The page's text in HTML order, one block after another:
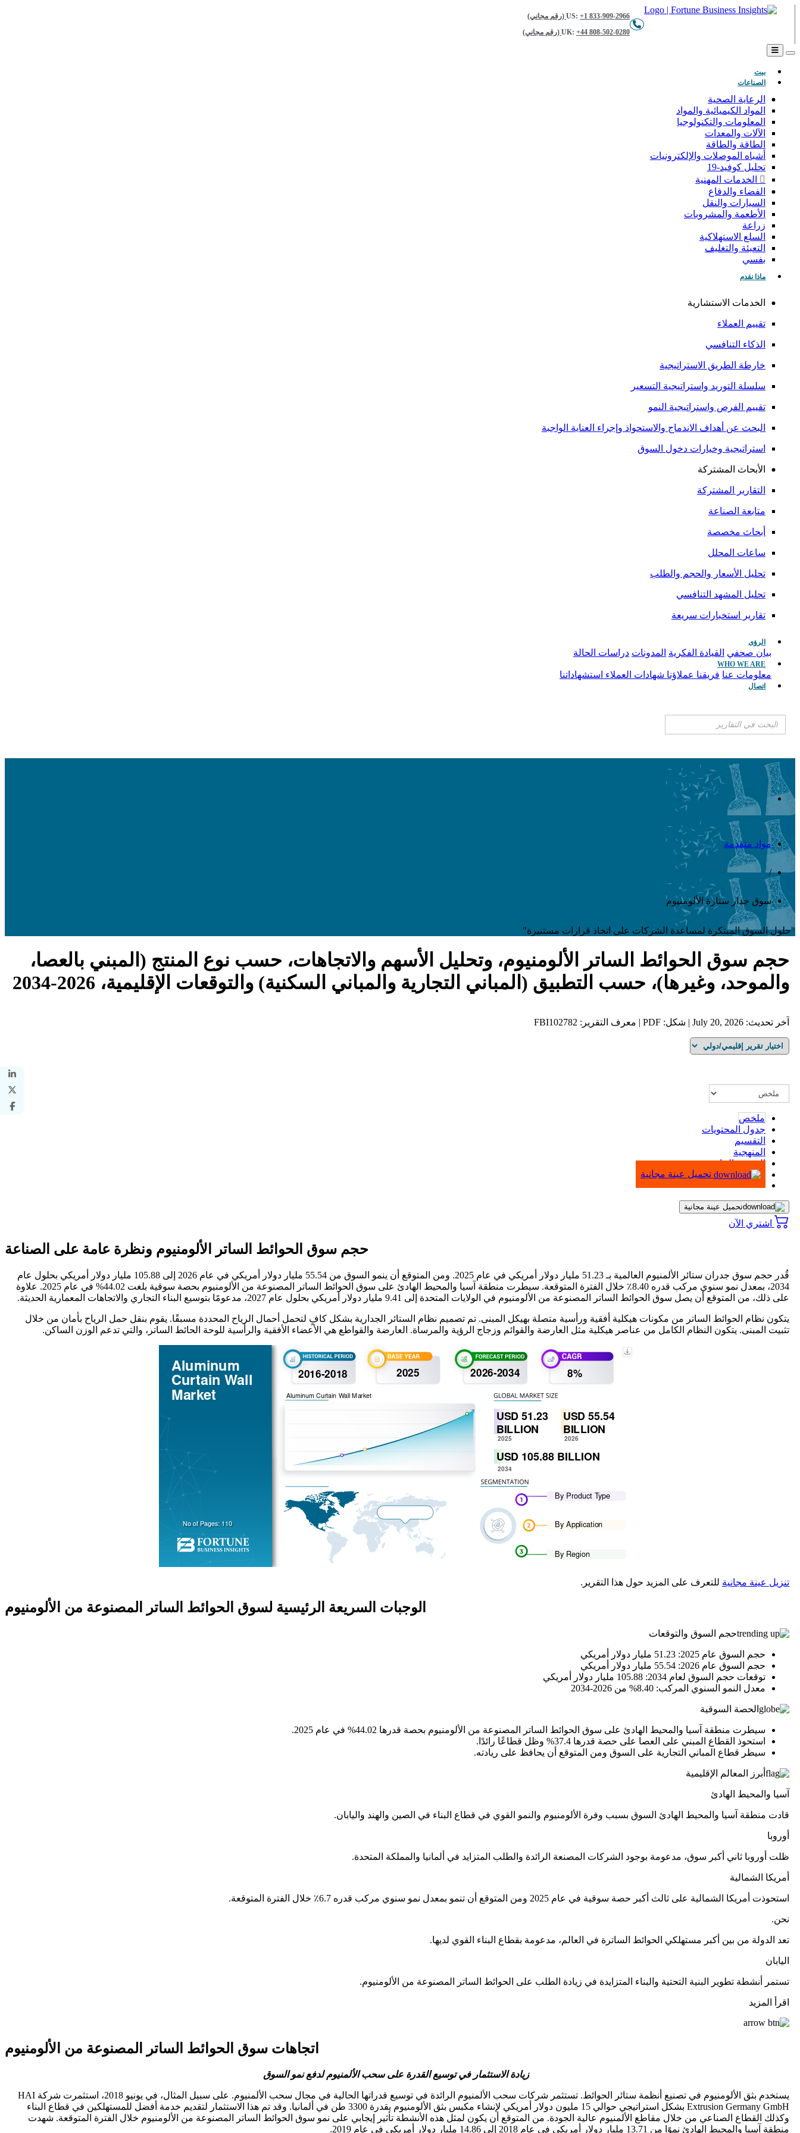
US: +1 833-909-2966 (رقم مجاني)
UK: +44 808-502-0280 (رقم مجاني)
بيت
الصناعات
الرعاية الصحية
المواد الكيميائية والمواد
المعلومات والتكنولوجيا
الآلات والمعدات
الطاقة والطاقة
أشباه الموصلات والإلكترونيات
تحليل كوفيد-19
الخدمات المهنية
الفضاء والدفاع
السيارات والنقل
الأطعمة والمشروبات
زراعة
السلع الاستهلاكية
التعبئة والتغليف
بفسي
ماذا نقدم
الخدمات الاستشارية
تقييم العملاء
الذكاء التنافسي
خارطة الطريق الاستراتيجية
سلسلة التوريد واستراتيجية التسعير
تقييم الفرص واستراتيجية النمو
البحث عن أهداف الاندماج والاستحواذ وإجراء العناية الواجبة
استراتيجية وخيارات دخول السوق
الأبحاث المشتركة
التقارير المشتركة
متابعة الصناعة
أبحاث مخصصة
ساعات المحلل
تحليل الأسعار والحجم والطلب
تحليل المشهد التنافسي
تقارير استخبارات سريعة
الرؤى
بيان صحفي القيادة الفكرية المدونات دراسات الحالة
WHO WE ARE
معلومات عنا فريقنا عملاؤنا شهادات العملاء استشهاداتنا
اتصال
مواد متقدمة
/
سوق جدار ستارة الألومنيوم
"حلول السوق المبتكرة لمساعدة الشركات على اتخاذ قرارات مستنيرة"
حجم سوق الحوائط الساتر الألومنيوم، وتحليل الأسهم والاتجاهات، حسب نوع المنتج (المبني بالعصا،
والموحد، وغيرها)، حسب التطبيق (المباني التجارية والمباني السكنية) والتوقعات الإقليمية، 2026-2034
آخر تحديث: July 20, 2026 | شكل: PDF | معرف التقرير: FBI102782
ملخص
جدول المحتويات
التقسيم
المنهجية
الرسوم البيانية
تحميل عينة مجانية
تحميل عينة مجانية
اشتري الآن
حجم سوق الحوائط الساتر الألومنيوم ونظرة عامة على الصناعة
قُدر حجم سوق جدران ستائر الألمنيوم العالمية بـ 51.23 مليار دولار أمريكي في عام 2025. ومن المتوقع أن ينمو السوق من 55.54 مليار دولار أمريكي في عام 2026 إلى 105.88 مليار دولار أمريكي بحلول عام
2034، بمعدل نمو سنوي مركب قدره 8.40٪ خلال الفترة المتوقعة.
سيطرت منطقة آسيا والمحيط الهادئ على سوق الحوائط الساتر المصنوعة من الألومنيوم بحصة سوقية بلغت 44.02% في عام 2025. علاوة
على ذلك، من المتوقع أن يصل سوق الحوائط الساتر المصنوعة من الألومنيوم في الولايات المتحدة إلى 9.41 مليار دولار أمريكي بحلول عام 2027، مدعومًا بتوسيع البناء التجاري والاتجاهات المعمارية الحديثة.
يتكون نظام الحوائط الساتر من مكونات هيكلية أفقية ورأسية متصلة بهيكل المبنى. تم تصميم نظام الستائر الجدارية بشكل كافٍ لتحمل أحمال الرياح المحددة مسبقًا. يقوم بنقل حمل الرياح بأمان من خلال
تثبيت المبنى. يتكون النظام الكامل من عناصر هيكلية مثل العارضة والقوائم وزجاج الرؤية والمرساة. العارضة والقواطع هي الأعضاء الأفقية والرأسية للوحة الحائط الساتر، والتي تدعم الوزن الساكن.
تنزيل عينة مجانية للتعرف على المزيد حول هذا التقرير.
الوجبات السريعة الرئيسية لسوق الحوائط الساتر المصنوعة من الألومنيوم
حجم السوق والتوقعات
حجم السوق عام 2025: 51.23 مليار دولار أمريكي
حجم السوق عام 2026: 55.54 مليار دولار أمريكي
توقعات حجم السوق لعام 2034: 105.88 مليار دولار أمريكي
معدل النمو السنوي المركب: 8.40% من 2026-2034
الحصة السوقية
سيطرت منطقة آسيا والمحيط الهادئ على سوق الحوائط الساتر المصنوعة من الألومنيوم بحصة قدرها 44.02% في عام 2025.
استحوذ القطاع المبني على العصا على حصة قدرها 37.4% وظل قطاعًا رائدًا.
سيطر قطاع المباني التجارية على السوق ومن المتوقع أن يحافظ على ريادته.
أبرز المعالم الإقليمية
آسيا والمحيط الهادئ
قادت منطقة آسيا والمحيط الهادئ السوق بسبب وفرة الألومنيوم والنمو القوي في قطاع البناء في الصين والهند واليابان.
أوروبا
ظلت أوروبا ثاني أكبر سوق، مدعومة بوجود الشركات المصنعة الرائدة والطلب المتزايد في ألمانيا والمملكة المتحدة.
أمريكا الشمالية
استحوذت أمريكا الشمالية على ثالث أكبر حصة سوقية في عام 2025 ومن المتوقع أن تنمو بمعدل نمو سنوي مركب قدره 6.7٪ خلال الفترة المتوقعة.
نحن.
تعد الدولة من بين أكبر مستهلكي الحوائط الساترة في العالم، مدعومة بقطاع البناء القوي لديها.
اليابان
تستمر أنشطة تطوير البنية التحتية والبناء المتزايدة في زيادة الطلب على الحوائط الساتر المصنوعة من الألومنيوم.
اقرأ المزيد
اتجاهات سوق الحوائط الساتر المصنوعة من الألومنيوم
زيادة الاستثمار في توسيع القدرة على سحب الألمنيوم لدفع نمو السوق
يستخدم بثق الألومنيوم في تصنيع أنظمة ستائر الحوائط. تستثمر شركات سحب الألمنيوم الرائدة في توسيع قدراتها الحالية في مجال سحب الألمنيوم. على سبيل المثال، في يونيو 2018، استثمرت شركة HAI
Extrusion Germany GmbH بشكل استراتيجي حوالي 15 مليون دولار أمريكي لإنشاء مكبس بثق الألومنيوم بقدرة 3300 طن في ألمانيا. وقد تم هذا الاستثمار لتقديم خدمة أفضل للمستهلكين في قطاع البناء
وكذلك القطاع الصناعي من خلال مقاطع الألمنيوم عالية الجودة. من المتوقع أن يكون لمثل هذه الأنشطة تأثير إيجابي على نمو سوق الحوائط الساتر المصنوعة من الألومنيوم خلال الفترة المتوقعة. شهدت
منطقة آسيا والمحيط الهادئ نموًا من 13.71 مليار دولار أمريكي في عام 2018 إلى 14.86 مليار دولار أمريكي في عام 2019.